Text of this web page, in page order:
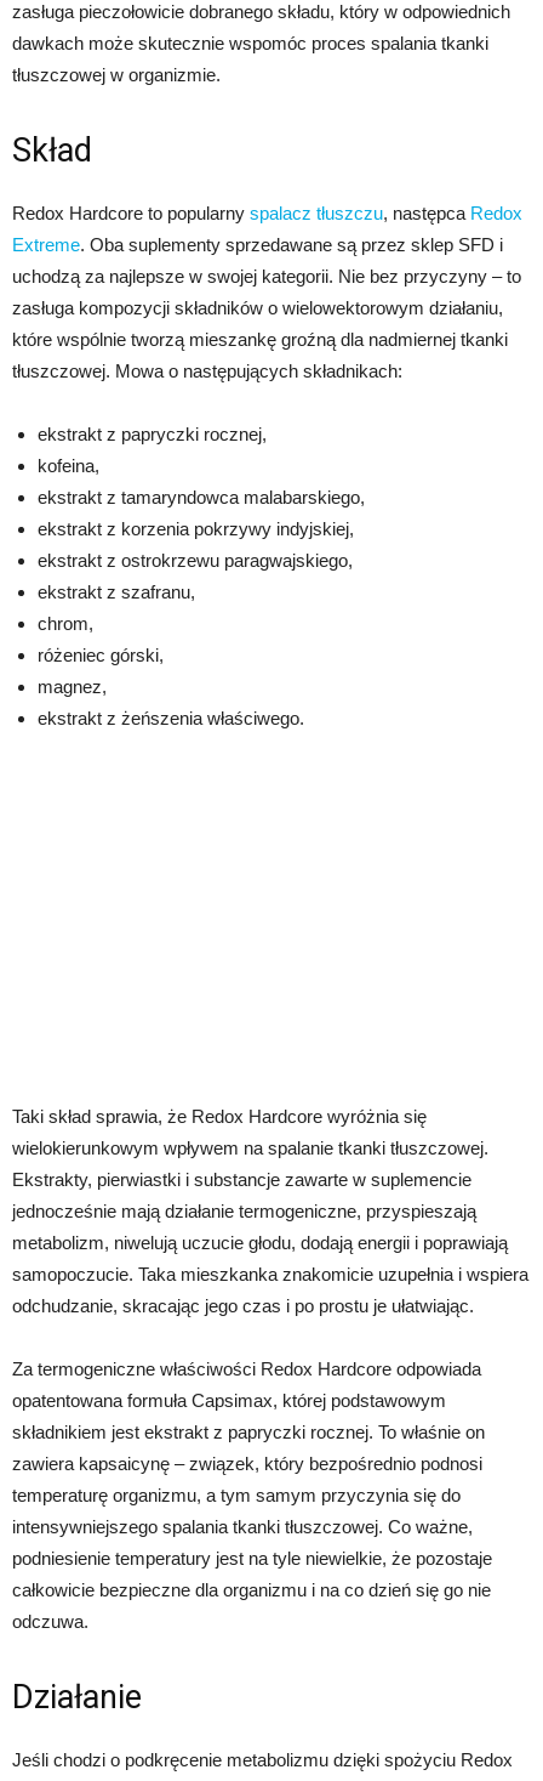
zasługa pieczołowicie dobranego składu, który w odpowiednich
dawkach może skutecznie wspomóc proces spalania tkanki
tłuszczowej w organizmie.
Skład
Redox Hardcore to popularny spalacz tłuszczu, następca Redox
Extreme. Oba suplementy sprzedawane są przez sklep SFD i
uchodzą za najlepsze w swojej kategorii. Nie bez przyczyny – to
zasługa kompozycji składników o wielowektorowym działaniu,
które wspólnie tworzą mieszankę groźną dla nadmiernej tkanki
tłuszczowej. Mowa o następujących składnikach:
ekstrakt z papryczki rocznej,
kofeina,
ekstrakt z tamaryndowca malabarskiego,
ekstrakt z korzenia pokrzywy indyjskiej,
ekstrakt z ostrokrzewu paragwajskiego,
ekstrakt z szafranu,
chrom,
różeniec górski,
magnez,
ekstrakt z żeńszenia właściwego.
Taki skład sprawia, że Redox Hardcore wyróżnia się
wielokierunkowym wpływem na spalanie tkanki tłuszczowej.
Ekstrakty, pierwiastki i substancje zawarte w suplemencie
jednocześnie mają działanie termogeniczne, przyspieszają
metabolizm, niwelują uczucie głodu, dodają energii i poprawiają
samopoczucie. Taka mieszkanka znakomicie uzupełnia i wspiera
odchudzanie, skracając jego czas i po prostu je ułatwiając.
Za termogeniczne właściwości Redox Hardcore odpowiada
opatentowana formuła Capsimax, której podstawowym
składnikiem jest ekstrakt z papryczki rocznej. To właśnie on
zawiera kapsaicynę – związek, który bezpośrednio podnosi
temperaturę organizmu, a tym samym przyczynia się do
intensywniejszego spalania tkanki tłuszczowej. Co ważne,
podniesienie temperatury jest na tyle niewielkie, że pozostaje
całkowicie bezpieczne dla organizmu i na co dzień się go nie
odczuwa.
Działanie
Jeśli chodzi o podkręcenie metabolizmu dzięki spożyciu Redox